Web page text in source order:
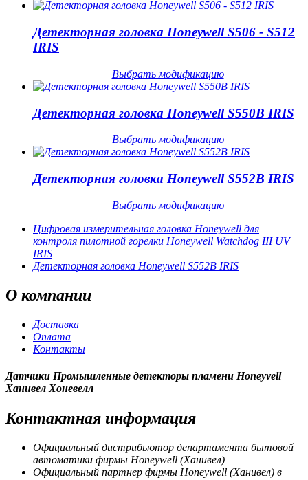
Детекторная головка Honeywell S506 - S512
IRIS
Выбрать модификацию
Детекторная головка Honeywell S550B IRIS
Выбрать модификацию
Детекторная головка Honeywell S552B IRIS
Выбрать модификацию
Цифровая измерительная головка Honeywell для
контроля пилотной горелки Honeywell Watchdog III UV
IRIS
Детекторная головка Honeywell S552B IRIS
О компании
Доставка
Оплата
Контакты
Датчики Промышленные детекторы пламени Honeyvell
Ханивел Хоневелл
Контактная информация
Официальный дистрибьютор департамента бытовой
автоматики фирмы Honeywell (Ханивел)
Официальный партнер фирмы Honeywell (Ханивел) в